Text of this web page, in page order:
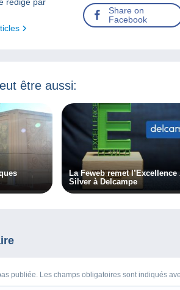
rédigé par
Share on
Facebook
être aussi:
La Feweb remet l’Excellence
Silver à Delcampe
publiée. Les champs obligatoires sont indiqués